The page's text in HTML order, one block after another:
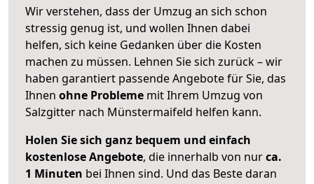
Wir verstehen, dass der Umzug an sich schon
stressig genug ist, und wollen Ihnen dabei
helfen, sich keine Gedanken über die Kosten
machen zu müssen. Lehnen Sie sich zurück – wir
haben garantiert passende Angebote für Sie, das
Ihnen ohne Probleme mit Ihrem Umzug von
Salzgitter nach Münstermaifeld helfen kann.
Holen Sie sich ganz bequem und einfach
kostenlose Angebote, die innerhalb von nurca.
1 Minuten bei Ihnen sind. Und das Beste daran